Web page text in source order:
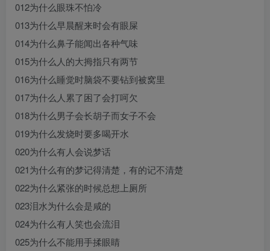
012为什么眼珠不怕冷
013为什么早晨醒来时会有眼屎
014为什么鼻子能闻出各种气味
015为什么人的大拇指只有两节
016为什么睡觉时脑袋不要钻到被窝里
017为什么人累了困了会打呵欠
018为什么男子会长胡子而女子不会
019为什么发烧时要多喝开水
020为什么有人会说梦话
021为什么有的梦记得清楚，有的记不清楚
022为什么紧张的时候总想上厕所
023泪水为什么会是咸的
024为什么有人笑也会流泪
025为什么不能用手揉眼睛